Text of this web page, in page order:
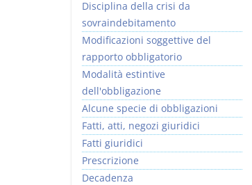
Disciplina della crisi da
sovraindebitamento
Modificazioni soggettive del
rapporto obbligatorio
Modalità estintive
dell'obbligazione
Alcune specie di obbligazioni
Fatti, atti, negozi giuridici
Fatti giuridici
Prescrizione
Decadenza